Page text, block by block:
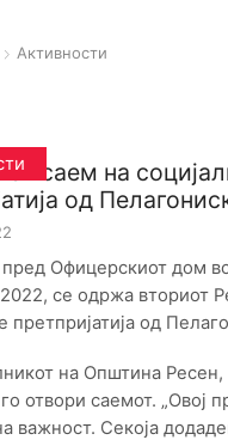
Активности
саем на
од
пред Офицерскиот дом
се одржа вториот
претпријатија од
на Општина Ресен,
отвори саемот. „Овој
важност. Секоја